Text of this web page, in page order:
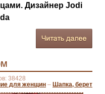
Дизайнер Jodi
38428
для женщин – Шапка, берет